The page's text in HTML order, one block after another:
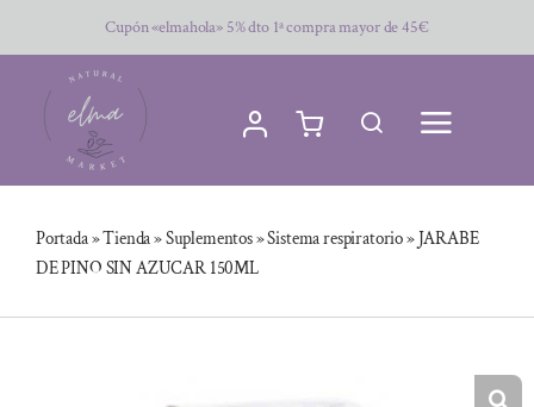
al
contenido
Cupón «elmahola» 5% dto 1ª compra mayor de 45€
Portada»Tienda»Suplementos»Sistema respiratorio»JARABE
DE PINO SIN AZUCAR 150ML